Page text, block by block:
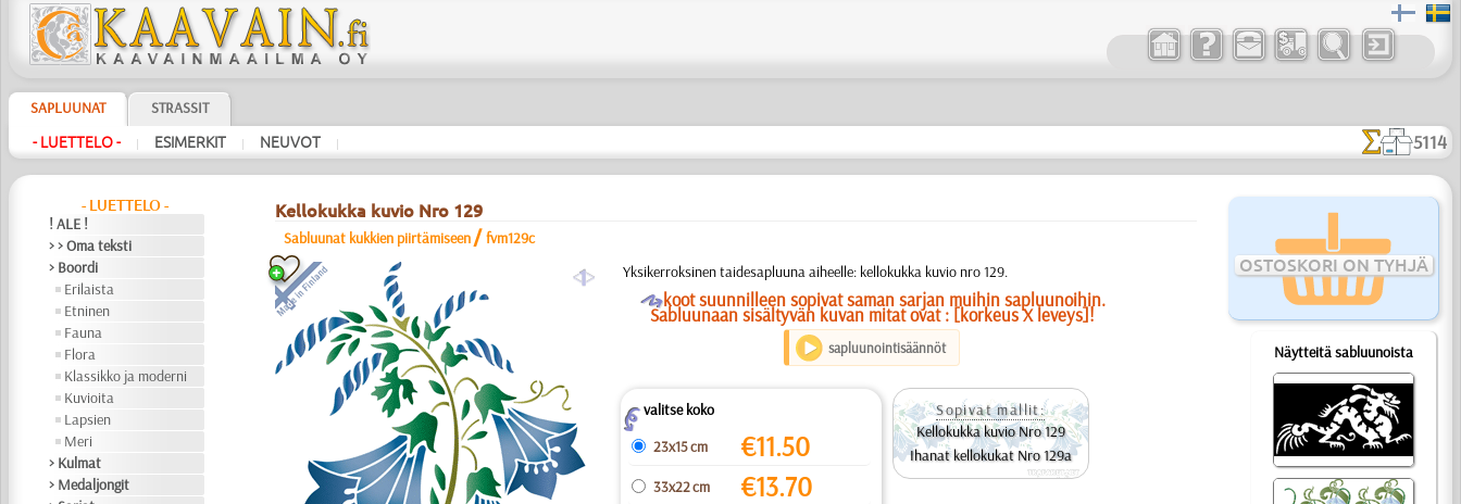
SAPLUUNAT STRASSIT
- LUETTELO - | ESIMERKIT | NEUVOT | 5114
- LUETTELO -
! ALE !
> > Oma teksti
> Boordi
Erilaista
Etninen
Fauna
Flora
Klassikko ja moderni
Kuvioita
Lapsien
Meri
> Kulmat
> Medaljongit
OSTOSKORI ON TYHJÄ
Näytteitä sabluunoista
Kellokukka kuvio Nro 129
Sabluunat kukkien piirtämiseen /fvm129c
a Yksikerroksinen taidesapluuna aiheelle: kellokukka kuvio nro 129.
Okoot suunnilleen sopivat saman sarjan muihin sapluunoihin.
Sabluunaan sisältyvän kuvan mitat ovat : [korkeus X leveys]!
sapluunointisäännöt
Zvalitse koko
23x15 cm
€11.50
33x22 cm €13.70
Sopivat mallit:
Kellokukka kuvio Nro 129
Ihanat kellokukat Nro 129a